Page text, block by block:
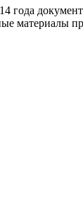
материалы